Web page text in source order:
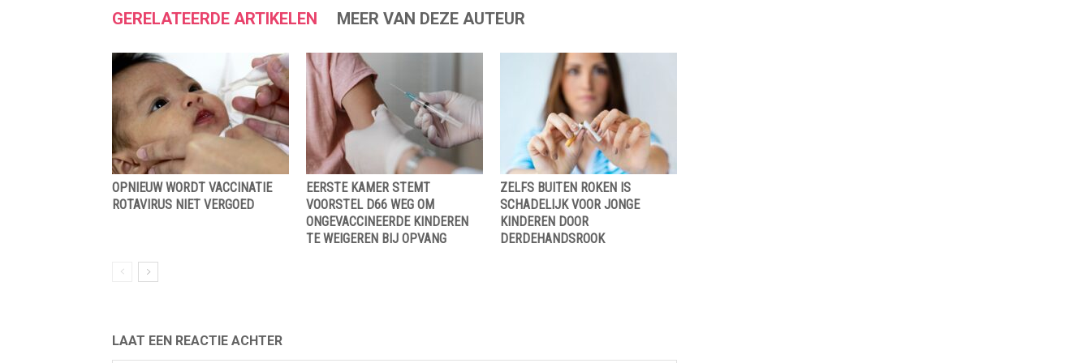
GERELATEERDE ARTIKELEN MEER VAN DEZE AUTEUR
OPNIEUW WORDT VACCINATIE
ROTAVIRUS NIET VERGOED
EERSTE KAMER STEMT
VOORSTEL D66 WEG OM
ONGEVACCINEERDE KINDEREN
TE WEIGEREN BIJ OPVANG
ZELFS BUITEN ROKEN IS
SCHADELIJK VOOR JONGE
KINDEREN DOOR
DERDEHANDSROOK
LAAT EEN REACTIE ACHTER